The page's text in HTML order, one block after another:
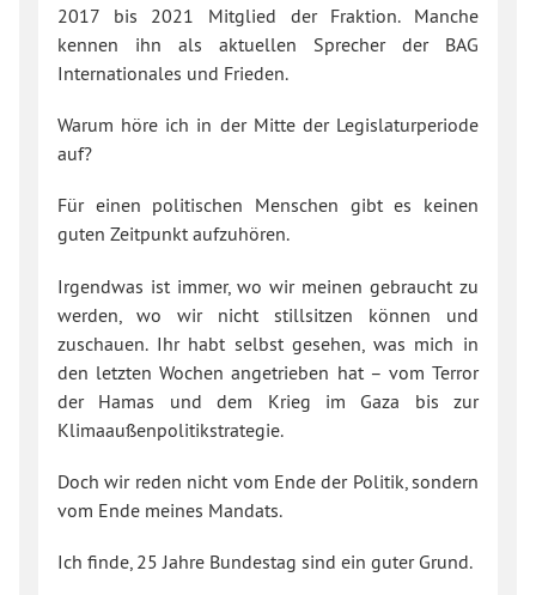
2017 bis 2021 Mitglied der Fraktion. Manche
kennen ihn als aktuellen Sprecher der BAG
Internationales und Frieden.
Warum höre ich in der Mitte der Legislaturperiode
auf?
Für einen politischen Menschen gibt es keinen
guten Zeitpunkt aufzuhören.
Irgendwas ist immer, wo wir meinen gebraucht zu
werden, wo wir nicht stillsitzen können und
zuschauen. Ihr habt selbst gesehen, was mich in
den letzten Wochen angetrieben hat – vom Terror
der Hamas und dem Krieg im Gaza bis zur
Klimaaußenpolitikstrategie.
Doch wir reden nicht vom Ende der Politik, sondern
vom Ende meines Mandats.
Ich finde, 25 Jahre Bundestag sind ein guter Grund.